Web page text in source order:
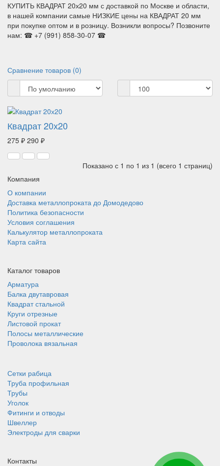
КУПИТЬ КВАДРАТ 20х20 мм с доставкой по Москве и области,
в нашей компании самые НИЗКИЕ цены на КВАДРАТ 20 мм
при покупке оптом и в розницу. Возникли вопросы? Позвоните
нам: ☎ +7 (991) 858-30-07 ☎
Сравнение товаров (0)
Квадрат 20х20
275 ₽ 290 ₽
Показано с 1 по 1 из 1 (всего 1 страниц)
Компания
О компании
Доставка металлопроката до Домодедово
Политика безопасности
Условия соглашения
Калькулятор металлопроката
Карта сайта
Каталог товаров
Арматура
Балка двутавровая
Квадрат стальной
Круги отрезные
Листовой прокат
Полосы металлические
Проволока вязальная
Сетки рабица
Труба профильная
Трубы
Уголок
Фитинги и отводы
Швеллер
Электроды для сварки
Контакты